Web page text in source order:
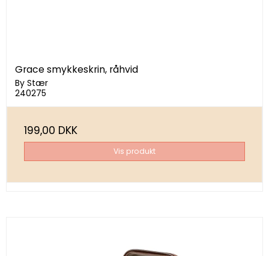
Grace smykkeskrin, råhvid
By Stær
240275
199,00 DKK
Vis produkt